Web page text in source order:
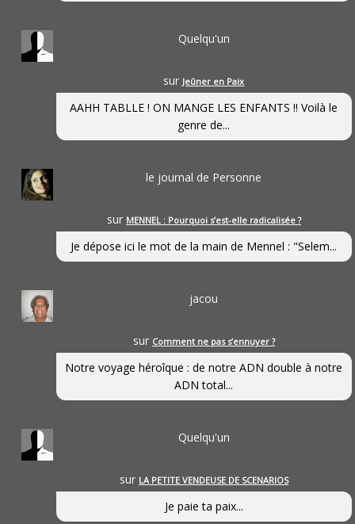
Quelqu'un
sur Jeûner en Paix
AAHH TABLLE ! ON MANGE LES ENFANTS !! Voilà le
genre de...
le journal de Personne
sur MENNEL : Pourquoi s’est-elle radicalisée ?
Je dépose ici le mot de la main de Mennel : "Selem...
jacou
sur Comment ne pas s’ennuyer ?
Notre voyage héroîque : de notre ADN double à notre
ADN total...
Quelqu'un
sur LA PETITE VENDEUSE DE SCENARIOS
Je paie ta paix...